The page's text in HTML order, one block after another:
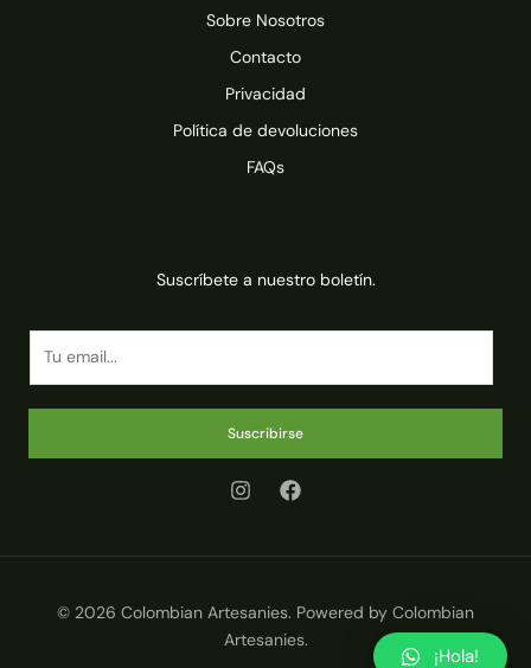
Sobre Nosotros
Contacto
Privacidad
Política de devoluciones
FAQs
Suscríbete a nuestro boletín.
Suscribirse
© 2026 Colombian Artesanies. Powered by Colombian
Artesanies.
¡Hola!